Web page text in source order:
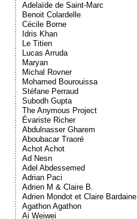
Adelaïde de Saint-Marc
Benoit Colardelle
Cécile Borne
Idris Khan
Le Titien
Lucas Arruda
Maryan
Michal Rovner
Mohamed Bourouissa
Stéfane Perraud
Subodh Gupta
The Anymous Project
Évariste Richer
Abdulnasser Gharem
Aboubacar Traoré
Achot Achot
Ad Nesn
Adel Abdessemed
Adrian Paci
Adrien M & Claire B.
Adrien Mondot et Claire Bardaine
Agathon Agathon
Ai Weiwei